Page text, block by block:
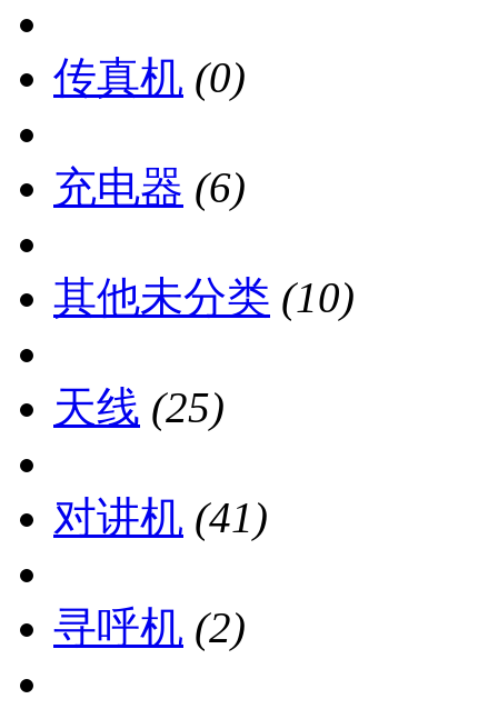
传真机 (0)
充电器 (6)
其他未分类 (10)
天线 (25)
对讲机 (41)
寻呼机 (2)